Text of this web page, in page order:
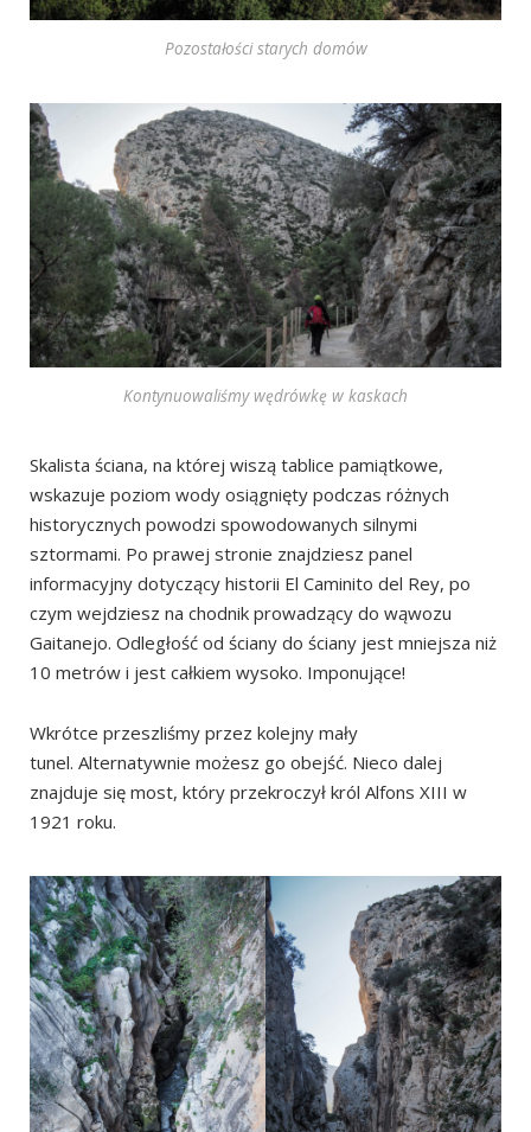
Pozostałości starych domów
Kontynuowaliśmy wędrówkę w kaskach
Skalista ściana, na której wiszą tablice pamiątkowe,
wskazuje poziom wody osiągnięty podczas różnych
historycznych powodzi spowodowanych silnymi
sztormami. Po prawej stronie znajdziesz panel
informacyjny dotyczący historii El Caminito del Rey, po
czym wejdziesz na chodnik prowadzący do wąwozu
Gaitanejo. Odległość od ściany do ściany jest mniejsza niż
10 metrów i jest całkiem wysoko. Imponujące!
Wkrótce przeszliśmy przez kolejny mały
tunel. Alternatywnie możesz go obejść. Nieco dalej
znajduje się most, który przekroczył król Alfons XIII w
1921 roku.